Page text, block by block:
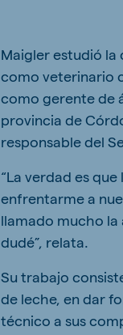
Maigler estudió la
como veterinario
como gerente de
provincia de
responsable del
“La verdad es
enfrentarme a
llamado mucho la
dudé”, relata.
Su trabajo
de leche, en dar
técnico a sus